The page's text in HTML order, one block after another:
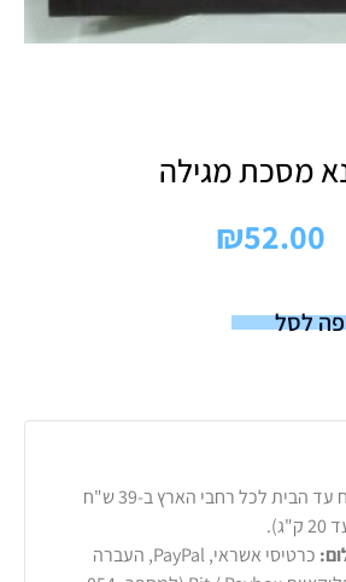
מסכת מגילה
₪52.00
לסל
שליח עד הבית לכל רחבי הארץ ב-39 ש"ח
כרטיסי אשראי, PayPal, העברה